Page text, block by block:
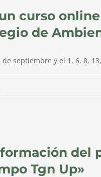
curso
de
septiembre y el 1, 6, 8,
del
Tgn Up»